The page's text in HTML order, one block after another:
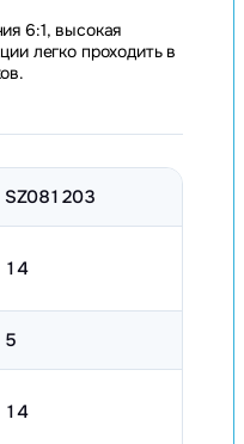
6:1, высокая
легко проходить в
SZ081203
14
5
14